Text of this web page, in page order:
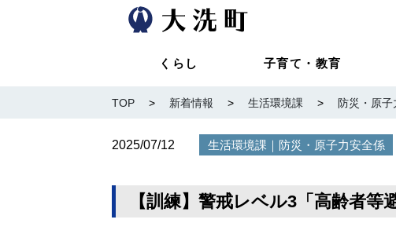
くらし 子育て・教育
TOP > 新着情報 > 生活環境課 > 防災・原
2025/07/12 生活環境課 ｜ 防災・原子力安全係
【訓練】警戒レベル3「高齢者等